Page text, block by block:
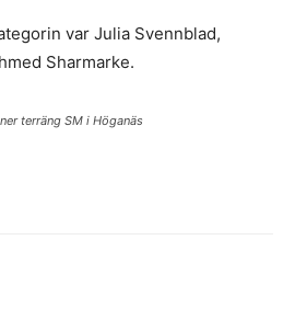
var Julia Svennblad,
Sharmarke.
terräng SM i Höganäs